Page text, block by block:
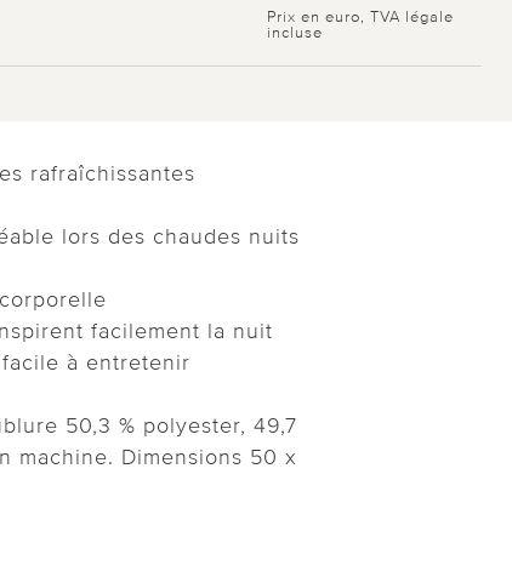
Prix en euro, TVA légale
incluse
rafraîchissantes
lors des chaudes nuits
facilement la nuit
à entretenir
50,3 % polyester, 49,7
machine. Dimensions 50 x